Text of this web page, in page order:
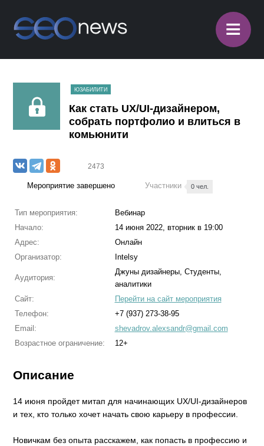
≡
ЮЗАБИЛИТИ
Как стать UX/UI-дизайнером,
собрать портфолио и влиться в
комьюнити
2473
Мероприятие завершено Участники 0 чел.
Тип мероприятия:
Вебинар
Начало:
14 июня 2022, вторник в 19:00
Адрес:
Онлайн
Организатор:
Intelsy
Аудитория:
Джуны дизайнеры, Студенты,
аналитики
Сайт:
Перейти на сайт мероприятия
Телефон:
+7 (937) 273-38-95
Email:
shevadrov.alexsandr@gmail.com
Возрастное ограничение:
12+
Описание
14 июня пройдет митап для начинающих UX/UI-дизайнеров
и тех, кто только хочет начать свою карьеру в профессии.
Новичкам без опыта расскажем, как попасть в профессию и